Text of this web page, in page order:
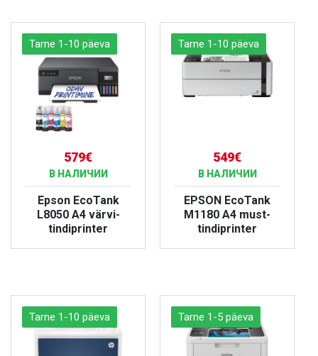
Tarne 1-10 päeva
579€
В НАЛИЧИИ
Epson EcoTank
L8050 A4 värvi-
tindiprinter
Tarne 1-10 päeva
549€
В НАЛИЧИИ
EPSON EcoTank
M1180 A4 must-
tindiprinter
Tarne 1-10 päeva Tarne 1-5 päeva